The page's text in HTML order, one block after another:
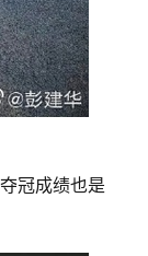
冠成绩也是